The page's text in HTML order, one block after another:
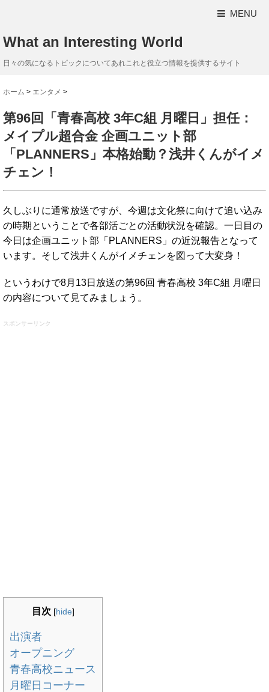
MENU
What an Interesting World
日々の気になるトピックについてあれこれと役立つ情報を提供するサイト
ホーム > エンタメ >
第96回「青春高校 3年C組 月曜日」担任：
メイプル超合金 企画ユニット部
「PLANNERS」本格始動？浅井くんがイメ
チェン！
久しぶりに通常放送ですが、今週は文化祭に向けて追い込み
の時期ということで各部活ごとの活動状況を確認。一日目の
今日は企画ユニット部「PLANNERS」の近況報告となって
います。そして浅井くんがイメチェンを図って大変身！
というわけで8月13日放送の第96回 青春高校 3年C組 月曜日
の内容について見てみましょう。
スポンサーリンク
目次 [hide]
出演者
オープニング
青春高校ニュース
月曜日コーナー